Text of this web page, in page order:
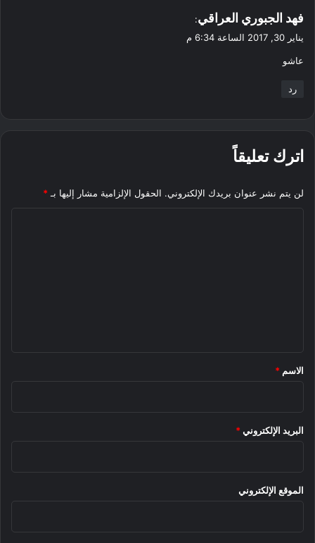
ي
ل
فهد الجبوري العراقي:
يناير 30, 2017 الساعة 6:34 م
عاشو
رد
اترك تعليقاً
لن يتم نشر عنوان بريدك الإلكتروني. الحقول الإلزامية مشار إليها بـ *
*
الاسم *
البريد الإلكتروني *
الموقع الإلكتروني